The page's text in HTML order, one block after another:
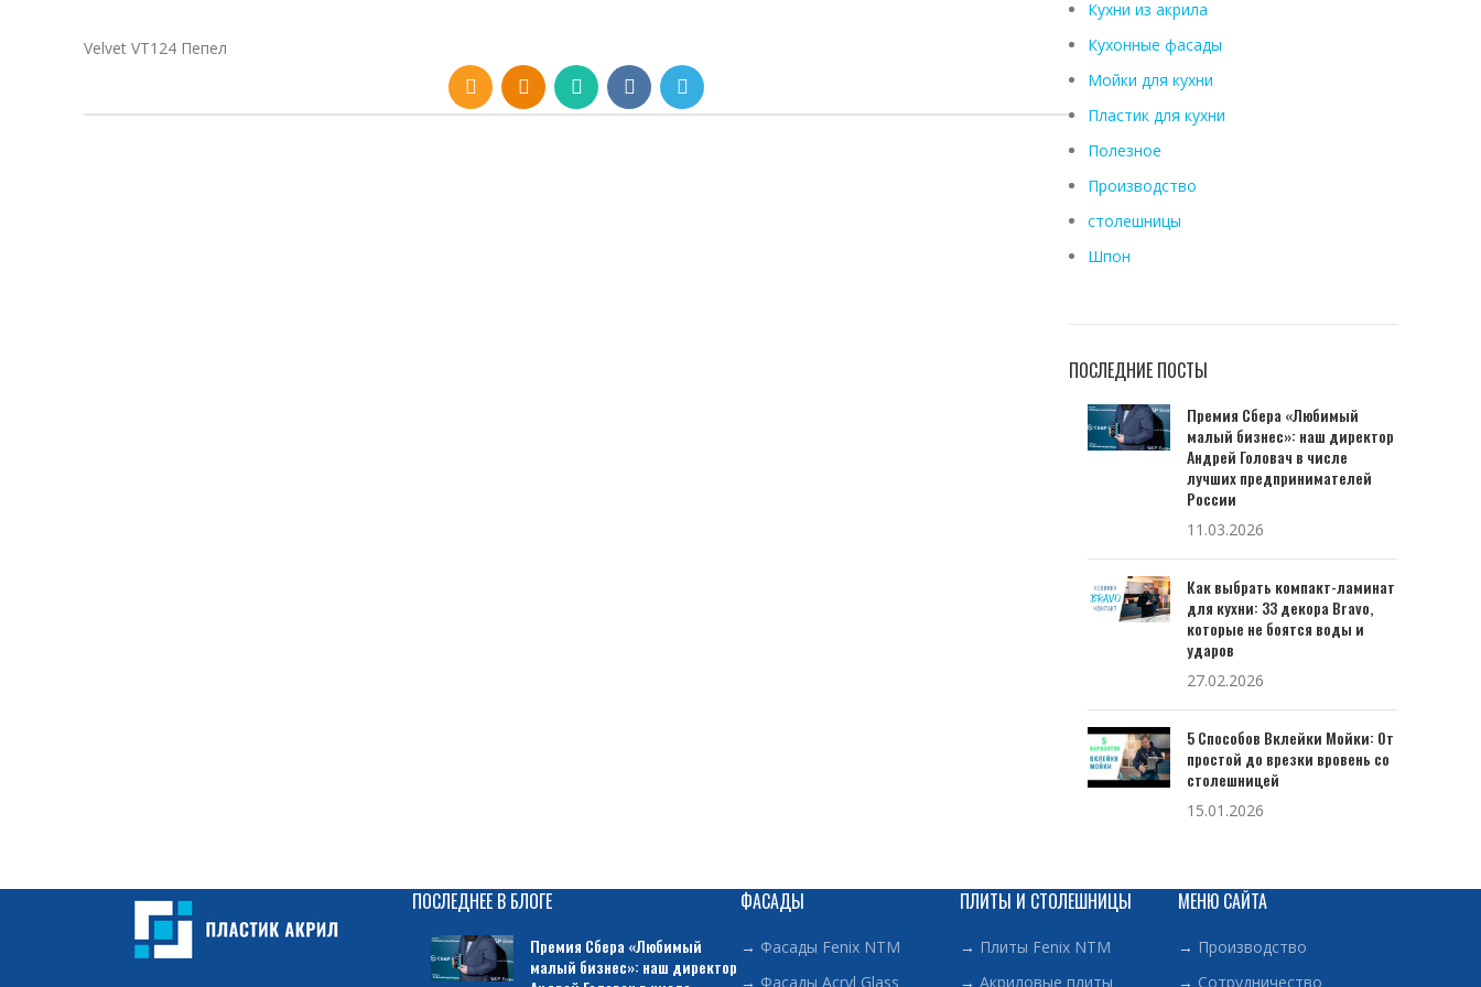
Velvet VT124 Пепел
Кухни из акрила
Кухонные фасады
Мойки для кухни
Пластик для кухни
Полезное
Производство
столешницы
Шпон
ПОСЛЕДНИЕ ПОСТЫ
Премия Сбера «Любимый
малый бизнес»: наш директор
Андрей Головач в числе
лучших предпринимателей
России
11.03.2026
Как выбрать компакт-ламинат
для кухни: 33 декора Bravo,
которые не боятся воды и
ударов
27.02.2026
5 Способов Вклейки Мойки: От
простой до врезки вровень со
столешницей
15.01.2026
ПОСЛЕДНЕЕ В БЛОГЕ
Премия Сбера «Любимый
малый бизнес»: наш директор
ФАСАДЫ
→ Фасады Fenix NTM
→ Фасады Acryl Glass
ПЛИТЫ И СТОЛЕШНИЦЫ
→ Плиты Fenix NTM
→ Акриловые плиты
МЕНЮ САЙТА
→ Производство
→ Сотрудничество